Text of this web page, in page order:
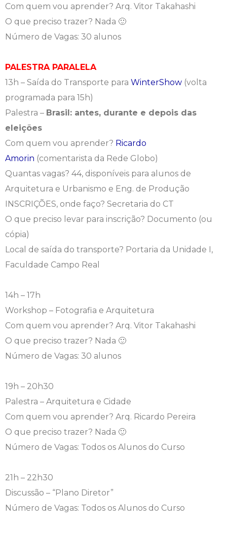
Com quem vou aprender? Arq. Vitor Takahashi
O que preciso trazer? Nada 🙂
Número de Vagas: 30 alunos
PALESTRA PARALELA
13h – Saída do Transporte para WinterShow (volta
programada para 15h)
Palestra – Brasil: antes, durante e depois das
eleições
Com quem vou aprender? Ricardo
Amorin (comentarista da Rede Globo)
Quantas vagas? 44, disponíveis para alunos de
Arquitetura e Urbanismo e Eng. de Produção
INSCRIÇÕES, onde faço? Secretaria do CT
O que preciso levar para inscrição? Documento (ou
cópia)
Local de saída do transporte? Portaria da Unidade I,
Faculdade Campo Real
14h – 17h
Workshop – Fotografia e Arquitetura
Com quem vou aprender? Arq. Vitor Takahashi
O que preciso trazer? Nada 🙂
Número de Vagas: 30 alunos
19h – 20h30
Palestra – Arquitetura e Cidade
Com quem vou aprender? Arq. Ricardo Pereira
O que preciso trazer? Nada 🙂
Número de Vagas: Todos os Alunos do Curso
21h – 22h30
Discussão – “Plano Diretor”
Número de Vagas: Todos os Alunos do Curso